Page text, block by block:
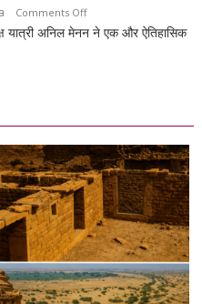
रेंज
में
Comments Offon
भारतीय
ऐतिहासिक
स्पेसवॉक:
6.5
घंटे
अंतरिक्ष
में
किया
बड़ा
यात्री अनिल मेनन ने एक और ऐतिहासिक